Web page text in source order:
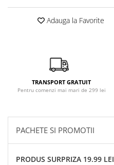
Adauga la Favorite
TRANSPORT GRATUIT
Pentru comenzi mai mari de 299 lei
PACHETE SI PROMOTII
PRODUS SURPRIZA 19.99 LEI